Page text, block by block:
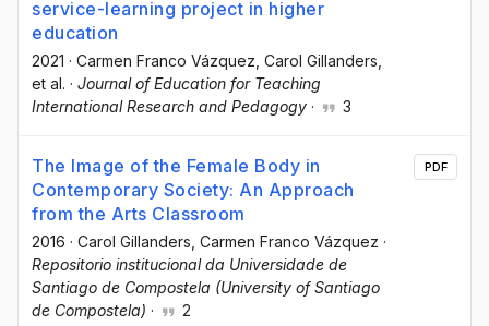
service-learning project in higher
education
2021 · Carmen Franco Vázquez , Carol Gillanders
et al. · Journal of Education for Teaching
International Research and Pedagogy · 3
The Image of the Female Body in
Contemporary Society: An Approach
from the Arts Classroom
2016 · Carol Gillanders , Carmen Franco Vázquez ·
Repositorio institucional da Universidade de
Santiago de Compostela (University of Santiago
de Compostela) · 2
PDF